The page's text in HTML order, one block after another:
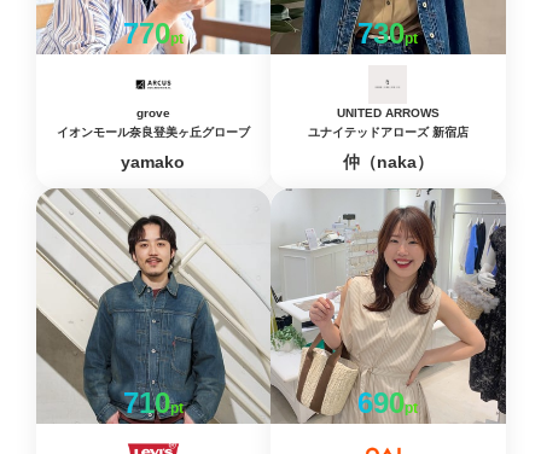
770pt
grove
イオンモール奈良登美ヶ丘グローブ
yamako
730pt
UNITED ARROWS
ユナイテッドアローズ 新宿店
仲（naka）
710pt 690pt